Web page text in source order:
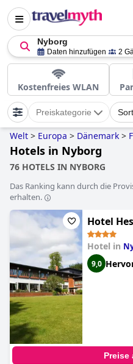
Nyborg
Daten hinzufügen 2
Kostenfreies WLAN
Preiskategorie
Welt > Europa > Dänemark >
Hotels in Nyborg
76 HOTELS IN NYBORG
Das Ranking kann durch die
erhalten.
Hotel
Hotel in
9,0
Preise